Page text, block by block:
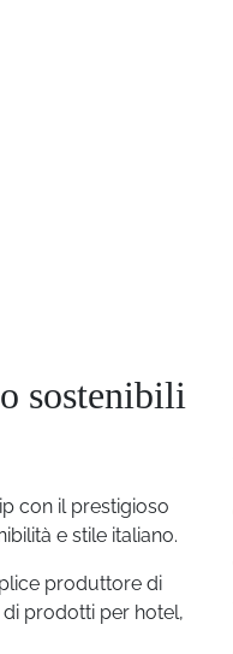
sostenibili
con il prestigioso
e stile italiano.
produttore di
prodotti per hotel,